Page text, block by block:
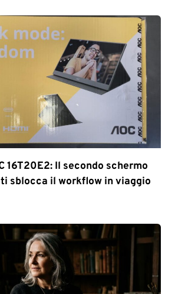
16T20E2: Il secondo schermo
sblocca il workflow in viaggio